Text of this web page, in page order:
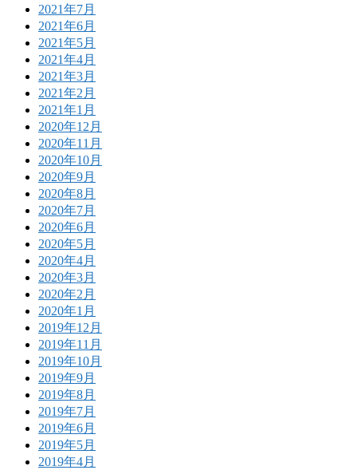
2021年7月
2021年6月
2021年5月
2021年4月
2021年3月
2021年2月
2021年1月
2020年12月
2020年11月
2020年10月
2020年9月
2020年8月
2020年7月
2020年6月
2020年5月
2020年4月
2020年3月
2020年2月
2020年1月
2019年12月
2019年11月
2019年10月
2019年9月
2019年8月
2019年7月
2019年6月
2019年5月
2019年4月